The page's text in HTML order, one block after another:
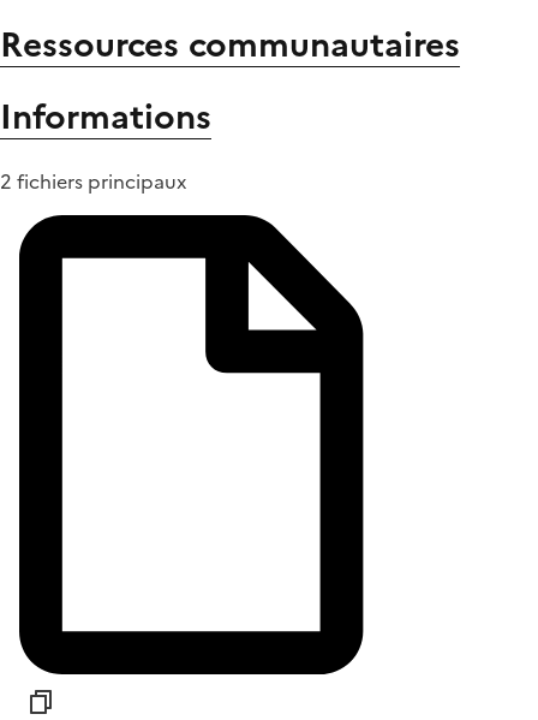
Ressources communautaires
Informations
2 fichiers principaux